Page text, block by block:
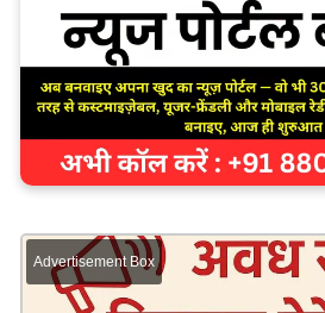
Advertisement Box